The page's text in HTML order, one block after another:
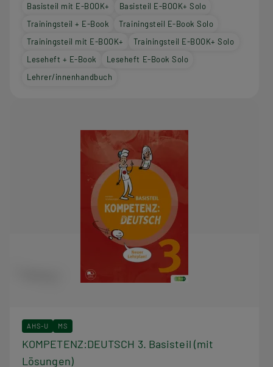
Basisteil mit E-BOOK+
Basisteil E-BOOK+ Solo
Trainingsteil + E-Book
Trainingsteil E-Book Solo
Trainingsteil mit E-BOOK+
Trainingsteil E-BOOK+ Solo
Leseheft + E-Book
Leseheft E-Book Solo
Lehrer/innenhandbuch
AHS-U MS
KOMPETENZ:DEUTSCH 3. Basisteil (mit
Lösungen)